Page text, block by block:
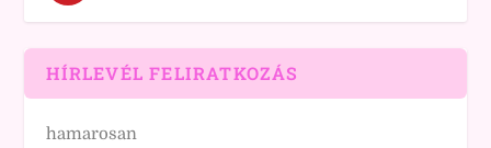
HÍRLEVÉL FELIRATKOZÁS
hamarosan